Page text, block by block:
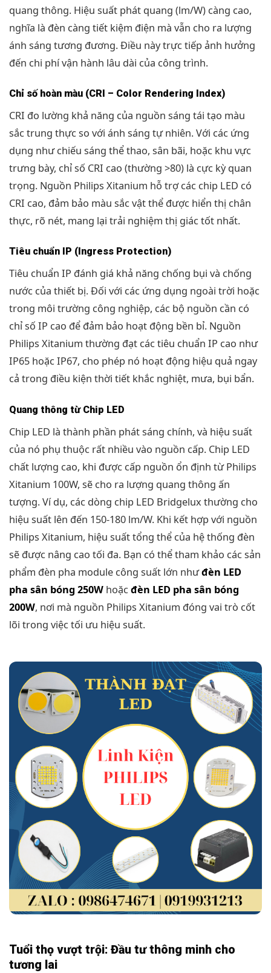
quang thông. Hiệu suất phát quang (lm/W) càng cao,
nghĩa là đèn càng tiết kiệm điện mà vẫn cho ra lượng
ánh sáng tương đương. Điều này trực tiếp ảnh hưởng
đến chi phí vận hành lâu dài của công trình.
Chỉ số hoàn màu (CRI – Color Rendering Index)
CRI đo lường khả năng của nguồn sáng tái tạo màu
sắc trung thực so với ánh sáng tự nhiên. Với các ứng
dụng như chiếu sáng thể thao, sân bãi, hoặc khu vực
trưng bày, chỉ số CRI cao (thường >80) là cực kỳ quan
trọng. Nguồn Philips Xitanium hỗ trợ các chip LED có
CRI cao, đảm bảo màu sắc vật thể được hiển thị chân
thực, rõ nét, mang lại trải nghiệm thị giác tốt nhất.
Tiêu chuẩn IP (Ingress Protection)
Tiêu chuẩn IP đánh giá khả năng chống bụi và chống
nước của thiết bị. Đối với các ứng dụng ngoài trời hoặc
trong môi trường công nghiệp, các bộ nguồn cần có
chỉ số IP cao để đảm bảo hoạt động bền bỉ. Nguồn
Philips Xitanium thường đạt các tiêu chuẩn IP cao như
IP65 hoặc IP67, cho phép nó hoạt động hiệu quả ngay
cả trong điều kiện thời tiết khắc nghiệt, mưa, bụi bẩn.
Quang thông từ Chip LED
Chip LED là thành phần phát sáng chính, và hiệu suất
của nó phụ thuộc rất nhiều vào nguồn cấp. Chip LED
chất lượng cao, khi được cấp nguồn ổn định từ Philips
Xitanium 100W, sẽ cho ra lượng quang thông ấn
tượng. Ví dụ, các dòng chip LED Bridgelux thường cho
hiệu suất lên đến 150-180 lm/W. Khi kết hợp với nguồn
Philips Xitanium, hiệu suất tổng thể của hệ thống đèn
sẽ được nâng cao tối đa. Bạn có thể tham khảo các sản
phẩm đèn pha module công suất lớn nhưđèn LED
pha sân bóng 250W hoặcđèn LED pha sân bóng
200W, nơi mà nguồn Philips Xitanium đóng vai trò cốt
lõi trong việc tối ưu hiệu suất.
Tuổi thọ vượt trội: Đầu tư thông minh cho
tương lai